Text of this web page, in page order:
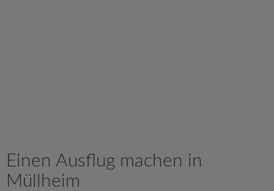
Einen Ausflug machen in
Müllheim